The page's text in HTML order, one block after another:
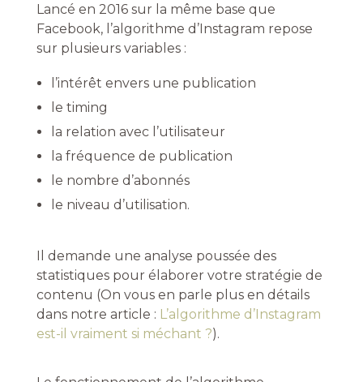
Lancé en 2016 sur la même base que
Facebook, l’algorithme d’Instagram repose
sur plusieurs variables :
l’intérêt envers une publication
le timing
la relation avec l’utilisateur
la fréquence de publication
le nombre d’abonnés
le niveau d’utilisation.
Il demande une analyse poussée des
statistiques pour élaborer votre stratégie de
contenu (On vous en parle plus en détails
dans notre article : L’algorithme d’Instagram
est-il vraiment si méchant ?).